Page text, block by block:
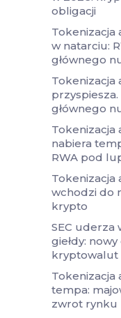
obligacji
Tokenizacja
w natarciu:
głównego
Tokenizacja
głównego
Tokenizacja
nabiera
RWA pod
Tokenizacja
wchodzi do
krypto
SEC uderza
giełdy:
kryptowalut
Tokenizacja
tempa:
zwrot rynku